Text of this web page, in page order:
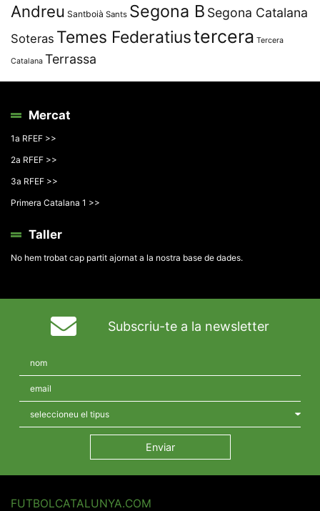
Andreu Santboià Sants Segona B Segona Catalana
Soteras Temes Federatiustercera Tercera
Catalana Terrassa
Mercat
1a RFEF >>
2a RFEF >>
3a RFEF >>
Primera Catalana 1 >>
Taller
No hem trobat cap partit ajornat a la nostra base de dades.
Subscriu-te a la newsletter
FUTBOLCATALUNYA.COM